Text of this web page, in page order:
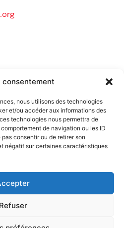
consentement
nous utilisons des technologies
et/ou accéder aux informations des
technologies nous permettra de
de navigation ou les ID
consentir ou de retirer son
négatif sur certaines caractéristiques
Refuser
Contrepoints